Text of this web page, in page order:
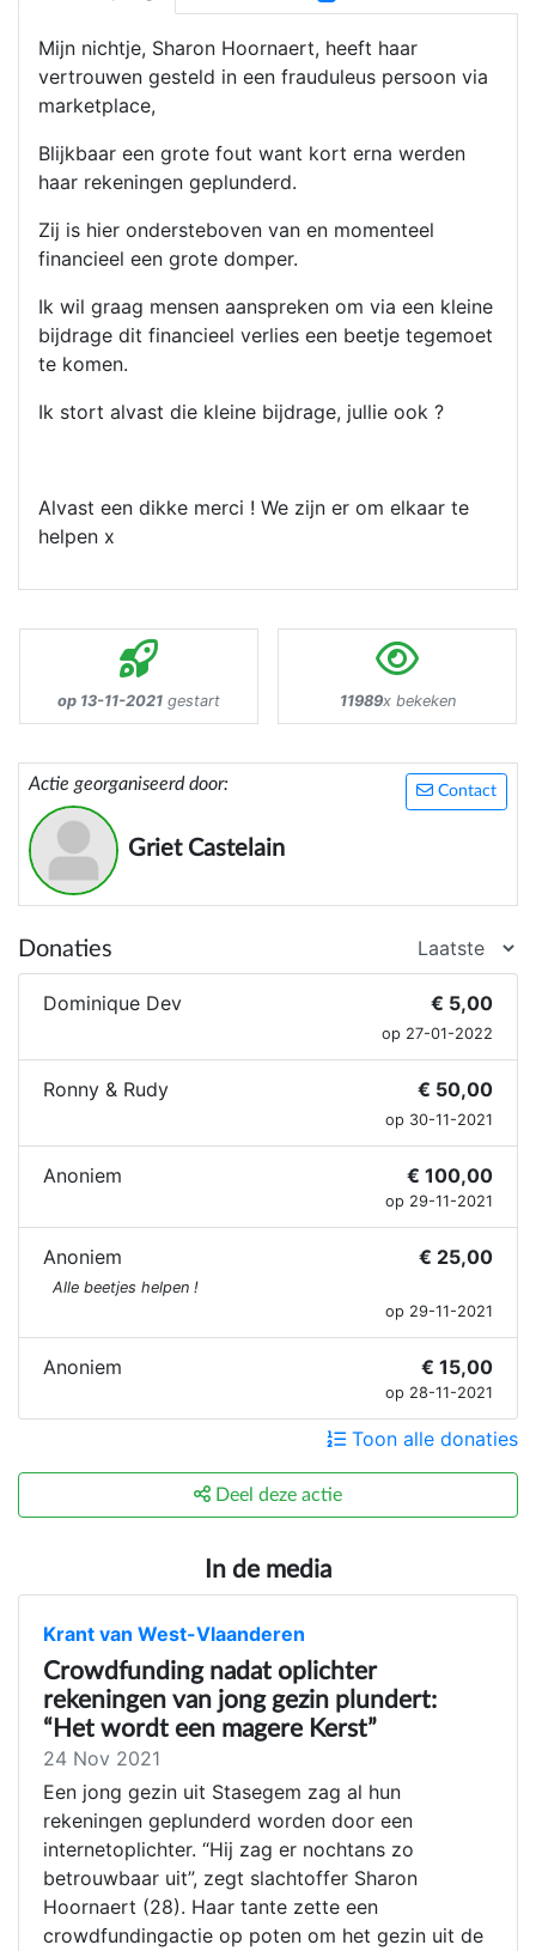
Mijn nichtje, Sharon Hoornaert, heeft haar
vertrouwen gesteld in een frauduleus persoon via
marketplace,
Blijkbaar een grote fout want kort erna werden
haar rekeningen geplunderd.
Zij is hier ondersteboven van en momenteel
financieel een grote domper.
Ik wil graag mensen aanspreken om via een kleine
bijdrage dit financieel verlies een beetje tegemoet
te komen.
Ik stort alvast die kleine bijdrage, jullie ook ?
Alvast een dikke merci ! We zijn er om elkaar te
helpen x
op 13-11-2021 gestart 11989x bekeken
Contact
Actie georganiseerd door:
Griet Castelain
Donaties
Dominique Dev € 5,00
op 27-01-2022
Ronny & Rudy € 50,00
op 30-11-2021
Anoniem € 100,00
op 29-11-2021
Anoniem € 25,00
Alle beetjes helpen !
op 29-11-2021
Anoniem € 15,00
op 28-11-2021
Toon alle donaties
Deel deze actie
In de media
Krant van West-Vlaanderen
Crowdfunding nadat oplichter
rekeningen van jong gezin plundert:
“Het wordt een magere Kerst”
24 Nov 2021
Een jong gezin uit Stasegem zag al hun
rekeningen geplunderd worden door een
internetoplichter. “Hij zag er nochtans zo
betrouwbaar uit”, zegt slachtoffer Sharon
Hoornaert (28). Haar tante zette een
crowdfundingactie op poten om het gezin uit de